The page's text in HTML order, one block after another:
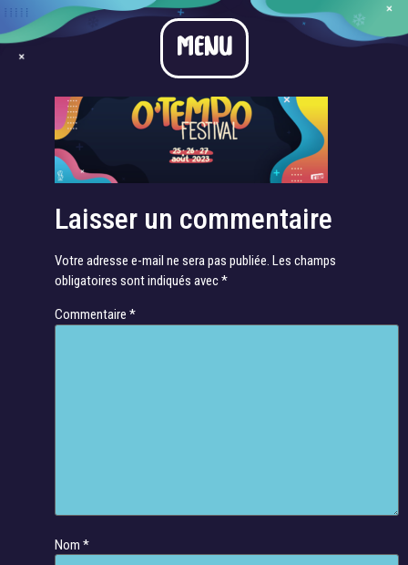
MENU
BanniereFB1
Laisser un commentaire
Votre adresse e-mail ne sera pas publiée. Les champs
obligatoires sont indiqués avec*
Commentaire *
Nom *